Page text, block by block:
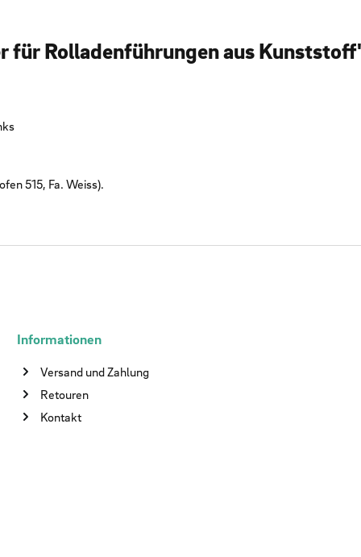
Rolladenführungen aus
515, Fa. Weiss).
Informationen
Versand und Zahlung
Retouren
Kontakt